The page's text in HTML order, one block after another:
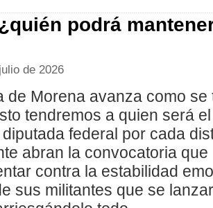
podrá
de 2026
de Morena avanza como
tendremos a quien será
federal por cada
abran la convocatoria
contra la estabilidad
sus militantes que se